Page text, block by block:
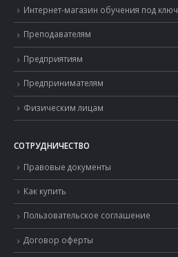
Интернет-магазин обучения под ключ
Преподавателям
Предприятиям
Предпринимателям
Физическим лицам
СОТРУДНИЧЕСТВО
Правовые документы
Как купить
Пользовательское соглашение
Договор оферты